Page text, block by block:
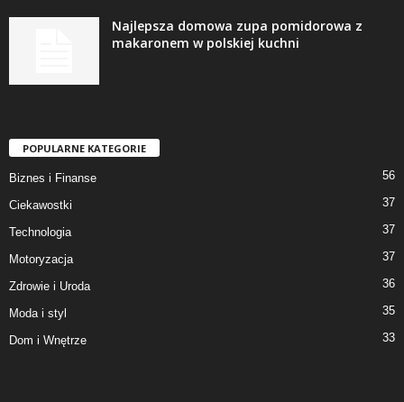
Najlepsza domowa zupa pomidorowa z
makaronem w polskiej kuchni
POPULARNE KATEGORIE
Biznes i Finanse 56
Ciekawostki 37
Technologia 37
Motoryzacja 37
Zdrowie i Uroda 36
Moda i styl 35
Dom i Wnętrze 33